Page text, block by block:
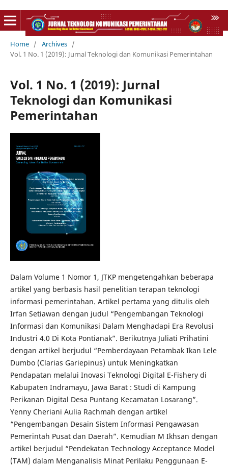
Home / Archives /
Vol. 1 No. 1 (2019): Jurnal Teknologi dan Komunikasi Pemerintahan
Vol. 1 No. 1 (2019): Jurnal
Teknologi dan Komunikasi
Pemerintahan
Dalam Volume 1 Nomor 1, JTKP mengetengahkan beberapa
artikel yang berbasis hasil penelitian terapan teknologi
informasi pemerintahan. Artikel pertama yang ditulis oleh
Irfan Setiawan dengan judul “Pengembangan Teknologi
Informasi dan Komunikasi Dalam Menghadapi Era Revolusi
Industri 4.0 Di Kota Pontianak”. Berikutnya Juliati Prihatini
dengan artikel berjudul “Pemberdayaan Petambak Ikan Lele
Dumbo (Clarias Gariepinus) untuk Meningkatkan
Pendapatan melalui Inovasi Teknologi Digital E-Fishery di
Kabupaten Indramayu, Jawa Barat : Studi di Kampung
Perikanan Digital Desa Puntang Kecamatan Losarang”.
Yenny Cheriani Aulia Rachmah dengan artikel
“Pengembangan Desain Sistem Informasi Pengawasan
Pemerintah Pusat dan Daerah”. Kemudian M Ikhsan dengan
artikel berjudul “Pendekatan Technology Acceptance Model
(TAM) dalam Menganalisis Minat Perilaku Penggunaan E-